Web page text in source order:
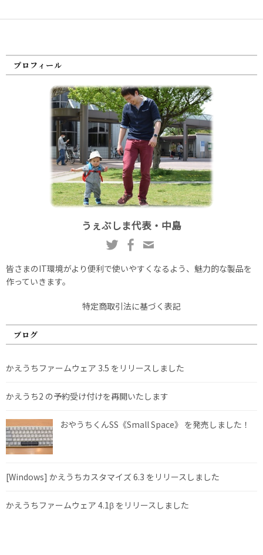
プロフィール
うぇぶしま代表・中島
皆さまのIT環境がより便利で使いやすくなるよう、魅力的な製品を
作っていきます。
特定商取引法に基づく表記
ブログ
かえうちファームウェア 3.5 をリリースしました
かえうち2 の予約受け付けを再開いたします
おやうちくんSS《Small Space》 を発売しました！
[Windows] かえうちカスタマイズ 6.3 をリリースしました
かえうちファームウェア 4.1β をリリースしました